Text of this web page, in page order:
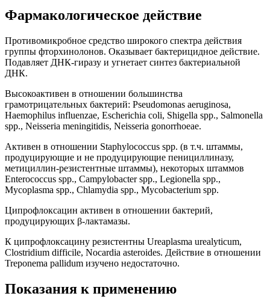
Фармакологическое действие
Противомикробное средство широкого спектра действия
группы фторхинолонов. Оказывает бактерицидное действие.
Подавляет ДНК-гиразу и угнетает синтез бактериальной
ДНК.
Высокоактивен в отношении большинства
грамотрицательных бактерий: Pseudomonas aeruginosa,
Haemophilus influenzae, Escherichia coli, Shigella spp., Salmonella
spp., Neisseria meningitidis, Neisseria gonorrhoeae.
Активен в отношении Staphylococcus spp. (в т.ч. штаммы,
продуцирующие и не продуцирующие пенициллиназу,
метициллин-резистентные штаммы), некоторых штаммов
Enterococcus spp., Campylobacter spp., Legionella spp.,
Mycoplasma spp., Chlamydia spp., Mycobacterium spp.
Ципрофлоксацин активен в отношении бактерий,
продуцирующих β-лактамазы.
К ципрофлоксацину резистентны Ureaplasma urealyticum,
Clostridium difficile, Nocardia asteroides. Действие в отношении
Treponema pallidum изучено недостаточно.
Показания к применению